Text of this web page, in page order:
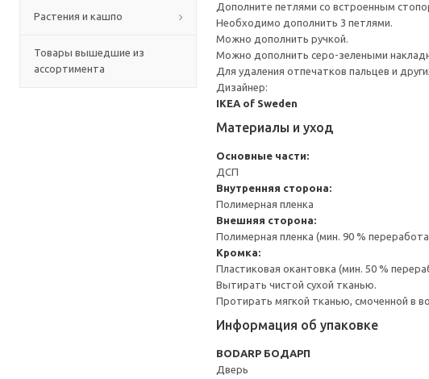
Растения и кашпо
Товары вышедшие из
ассортимента
Дополните петлями со встроенным
Необходимо дополнить 3 петлями.
Можно дополнить ручкой.
Можно дополнить серо-зелеными
Для удаления отпечатков пальцев и
Дизайнер:
IKEA of Sweden
Материалы и уход
Основные части:
ДСП
Внутренняя сторона:
Полимерная пленка
Внешняя сторона:
Полимерная пленка (мин. 90 %
Кромка:
Пластиковая окантовка (мин. 50 %
Вытирать чистой сухой тканью.
Протирать мягкой тканью, смоченной в
Информация об упаковке
BODARP БОДАРП
Дверь